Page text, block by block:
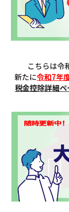
こちらは令
新たに令和7年
税金控除詳細